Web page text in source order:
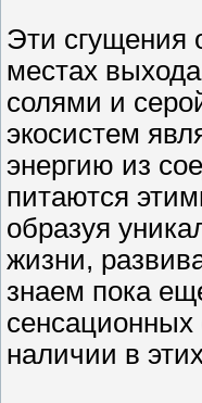
Эти сгущения
местах
солями и
экосистем
энергию из
питаются
образуя
жизни,
знаем пока
наличии в